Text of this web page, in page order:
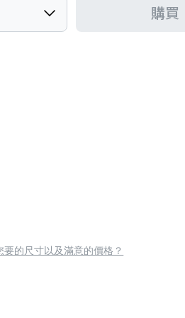
購買
要的尺寸以及滿意的價格？